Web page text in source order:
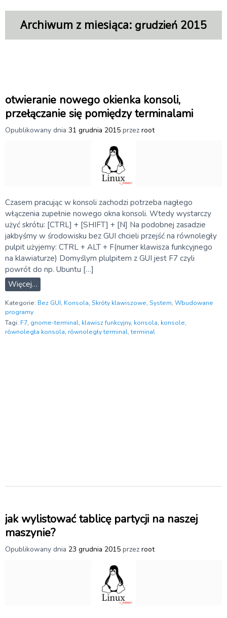
Archiwum z miesiąca: grudzień 2015
otwieranie nowego okienka konsoli,
przełączanie się pomiędzy terminalami
Opublikowany dnia 31 grudnia 2015 przez root
Czasem pracując w konsoli zachodzi potrzeba nagłego
włączenia zupełnie nowego okna konsoli. Wtedy wystarczy
użyć skrótu: [CTRL] + [SHIFT] + [N] Na podobnej zasadzie
jakbyśmy w środowisku bez GUI chcieli przejść na równoległy
pulpit użyjemy: CTRL + ALT + F(numer klawisza funkcyjnego
na klawiaturze) Domyślym plulpitem z GUI jest F7 czyli
powrót do np. Ubuntu […]
Więcej…
Kategorie: Bez GUI, Konsola, Skróty klawiszowe, System, Wbudowane
programy
Tagi: F7, gnome-terminal, klawisz funkcyjny, konsola, konsole,
równoległa konsola, równoległy terminal,terminal
jak wylistować tablicę partycji na naszej
maszynie?
Opublikowany dnia 23 grudnia 2015 przez root